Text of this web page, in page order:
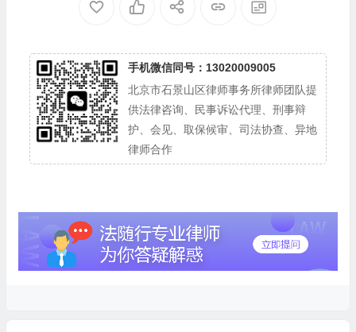
手机微信同号：13020009005
北京市石景山区律师事务所律师团队提
供法律咨询、民事诉讼代理、刑事辩
护、会见、取保候审、司法协查、异地
律师合作